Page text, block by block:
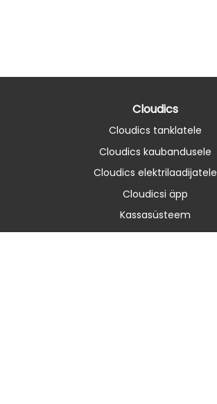
Cloudics
Cloudics tanklatele
Cloudics kaubandusele
Cloudics elektrilaadijatele
Cloudicsi äpp
Kassasüsteem